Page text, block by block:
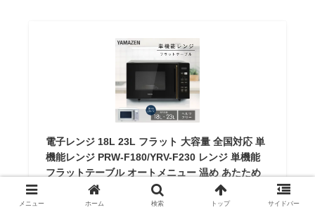
電子レンジ 18L 23L フラット 大容量 全国対応 単
機能レンジ PRW-F180/YRV-F230 レンジ 単機能
フラットテーブル オートメニュー 温め あたため
解凍 一人暮らし 一人暮らし 新生活 東日本 西日本
山善 YAMAZEN 【送料無料】
メニュー ホーム 検索 トップ サイドバー